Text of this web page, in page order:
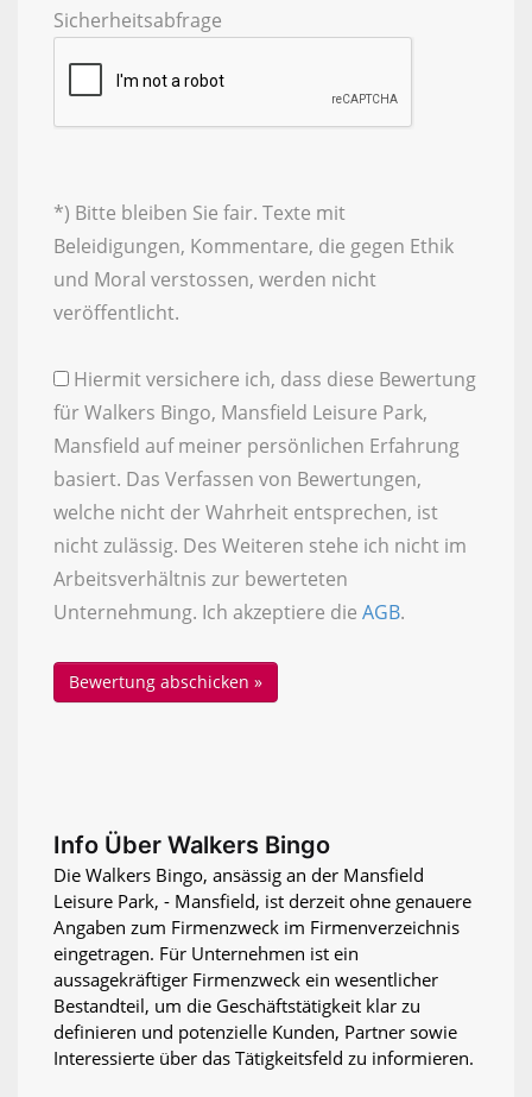
Sicherheitsabfrage
*) Bitte bleiben Sie fair. Texte mit
Beleidigungen, Kommentare, die gegen Ethik
und Moral verstossen, werden nicht
veröffentlicht.
Hiermit versichere ich, dass diese Bewertung
für Walkers Bingo, Mansfield Leisure Park,
Mansfield auf meiner persönlichen Erfahrung
basiert. Das Verfassen von Bewertungen,
welche nicht der Wahrheit entsprechen, ist
nicht zulässig. Des Weiteren stehe ich nicht im
Arbeitsverhältnis zur bewerteten
Unternehmung. Ich akzeptiere die AGB.
Info Über Walkers Bingo
Die Walkers Bingo, ansässig an der Mansfield
Leisure Park, - Mansfield, ist derzeit ohne genauere
Angaben zum Firmenzweck im Firmenverzeichnis
eingetragen. Für Unternehmen ist ein
aussagekräftiger Firmenzweck ein wesentlicher
Bestandteil, um die Geschäftstätigkeit klar zu
definieren und potenzielle Kunden, Partner sowie
Interessierte über das Tätigkeitsfeld zu informieren.